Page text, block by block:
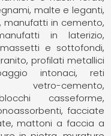
malte e leganti
manufatti in cemento
in laterizio
massetti e sottofondi
profilati metallici
intonaci
reti
vetro-cemento
casseforme
facciate
mattoni a faccia a